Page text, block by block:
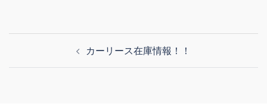
カーリース在庫情報！！